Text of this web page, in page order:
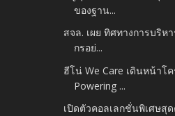
ของฐาน...
สจล. เผย ทิศทางการบริห
กรอย่...
ฮีโน่ We Care เดินหน้าโ
Powering ...
เปิดตัวคอลเลกชั่นพิเศษสุ